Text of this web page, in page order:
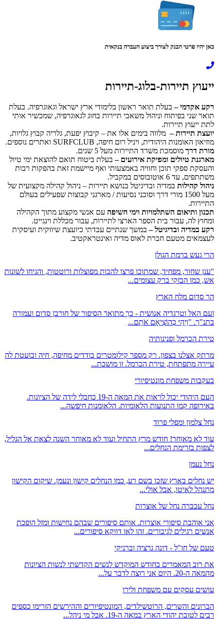
כאן יהיו פרטי הבנק לצורך ביצוע העברה בנקאית
ייעוץ תיירות-בלוג-תיירות
רקע אקדמי – בעלת תואר ראשון בלימודי ארץ ישראל וגאוגרפיה. בעלת
תואר שני בפיתוח וניהול משאבי תיירות בחוג לגאוגרפיה, שמכשיר אותי
לתת ייעוץ תיירות.
יועצת תיירות – מלווה בימים אלו את – קיבוץ יפעת, גלריה קבוץ גלויות,
מוזיאון האומנות היהודית, ויניל רום חיפה, SURFCLUB ואתרים נוספים.
מורת דרך מוסמכת משרד התיירות מעל 5 שנים.
מארגנת טיולים ומפיקת אירועים – בעלת ביטוח תואם להוצאת ימי טיול
והעסקת ספקי תוכן וחוויה באמצעותי ואף מיישמת זאת בהפקות רבות
משתתפים, עד 6 אוטובוסים במקביל.
ניהול קהילות במדיה ובדיגיטל בנושא תיירות – ניהול קהילה מקצועית של
מעל 1500 מורי דרך וסוכני נסיעות / מארגני קבוצות שפעילים בעולם
התיירות.
תכנון ותיאום השתלמויות וימי חשיפה עם אנשי מקצוע מתוך הקהילה
ומחוץ לה, עבור בית הספר הארצי לתיירות, עבור מכללת וינגייט.
רקע במדיה ובדיגיטל– במשך שנתיים עבדתי כיועצת שיווקית ועיסקית
לעצמאים מטעם חברת לאוס מדיה ואינטראקטיב.
הרי געש ברמת הגולן
"ענן שחור, מפחיד, שמתוכו פרצו להבות מפוצלות ורוטטות, והגיחו לשונות
אש, כמו הבזקי ברק עצומים...
הר סדום מלח הארץ
זעם האל וטרגדיה אנושית - כך מתואר הסיפור של חורבן סדום ועמורה
בתנ"ך. "וַיְהִי כְהוֹצִיאָם אֹתָם...
טירת הכרמל ופנינותיה
מרתק אצלנו בצפון. רק מספר קילומטרים בודדים מחיפה, חיה ובועטת לה
עיירה מתפתחת, טירת הכרמל. זו מושכת...
בעקבות משפחת מונטיפיורי
העם היהודי יכול לראות את המאה ה-19 כחבלי לידה של הציונות.
באירופה קמו התנועות הלאומיות. הלאומנות חיפשה...
נחל צלמון ומפלי פרוד
עוד לא מאוחר! חודש מרץ התחיל ועוד לא מאוחר השנה לצאת אל הגליל,
לצפות בזרימת הנחלים...
נחל נעמן
יש נחלים בארץ שזכו בשם רע, כמו הנחלים קישון ונעמן. שיקום הקישון
מתנהל לאיטו, אבל אולי...
נחל עכברה נחל של אוצרות
אני אוהבת סיפורי אוצרות. אותם סיפורים שבהם נחישות ומזל הופכת
אנשים רגילים לגיבורים. זהו לאו דווקא סיפורים...
טעם של חו"ל - דונה גרציה וברניקי
את רוב המאמרים בחודש המוקדש לנשים הקדשתי לנשות הציונות
מהמאה ה-20. היום אני רוצה לדבר על...
עושים עסקים עם משפחת ולירו
הברונים והשרים, הרוטשילדים, המונטיפיורים וההירשים הזרימו כספים
רבים לטובת יהודי הארץ במאה ה-19. אבל מי ניהל...